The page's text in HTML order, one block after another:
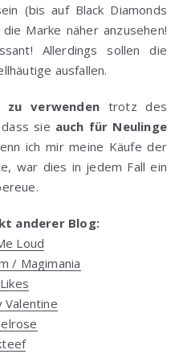
(bis auf Black Diamonds
Marke näher anzusehen!
Allerdings sollen die
ausfallen.
zu verwenden trotz des
sie auch für Neulinge
ich mir meine Käufe der
war dies in jedem Fall ein
anderer Blog:
Loud
/ Magimania
Valentine